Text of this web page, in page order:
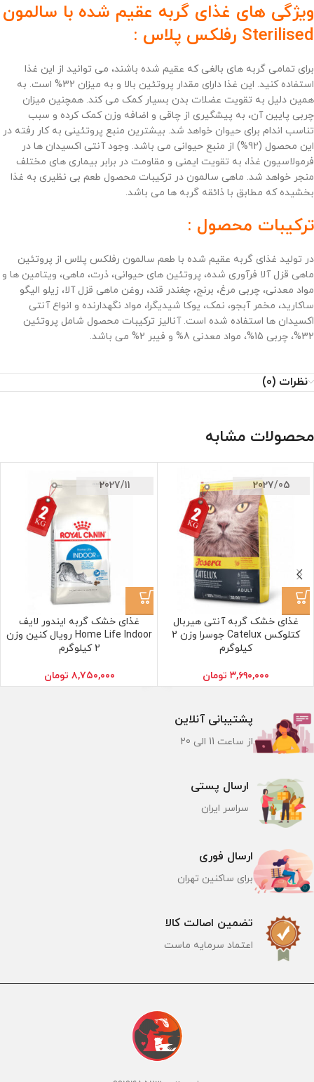
ویژگی های غذای گربه عقیم شده با سالمون
Sterilised رفلکس پلاس :
برای تمامی گربه های بالغی که عقیم شده باشند، می توانید از این غذا
استفاده کنید. این غذا دارای مقدار پروتئین بالا و به میزان 32% است. به
همین دلیل به تقویت عضلات بدن بسیار کمک می کند. همچنین میزان
چربی پایین آن، به پیشگیری از چاقی و اضافه وزن کمک کرده و سبب
تناسب اندام برای حیوان خواهد شد. بیشترین منبع پروتئینی به کار رفته در
این محصول (92%) از منبع حیوانی می باشد. وجود آنتی اکسیدان ها در
فرمولاسیون غذا، به تقویت ایمنی و مقاومت در برابر بیماری های مختلف
منجر خواهد شد. ماهی سالمون در ترکیبات محصول طعم بی نظیری به غذا
بخشیده که مطابق با ذائقه گربه ها می باشد.
ترکیبات محصول :
در تولید غذای گربه عقیم شده با طعم سالمون رفلکس پلاس از پروتئین
ماهی قزل آلا فرآوری شده، پروتئین های حیوانی، ذرت، ماهی، ویتامین ها و
مواد معدنی، چربی مرغ، برنج، چغندر قند، روغن ماهی قزل آلا، زیلو الیگو
ساکارید، مخمر آبجو، نمک، یوکا شیدیگرا، مواد نگهدارنده و انواع آنتی
اکسیدان ها استفاده شده است. آنالیز ترکیبات محصول شامل پروتئین
32%، چربی 15%، مواد معدنی 8% و فیبر 2% می باشد.
نظرات (0)
محصولات مشابه
2027/05
غذای خشک گربه آنتی هیربال
کتلوکس Catelux جوسرا وزن 2
کیلوگرم
۳,۶۹۰,۰۰۰ تومان
2027/11
غذای خشک گربه ایندور لایف
Home Life Indoor رویال کنین وزن
2 کیلوگرم
۸,۷۵۰,۰۰۰ تومان
تضمین اصالت کالا
اعتماد سرمایه ماست
ارسال فوری
برای ساکنین تهران
ارسال پستی
سراسر ایران
پشتیبانی آنلاین
از ساعت 11 الی 20